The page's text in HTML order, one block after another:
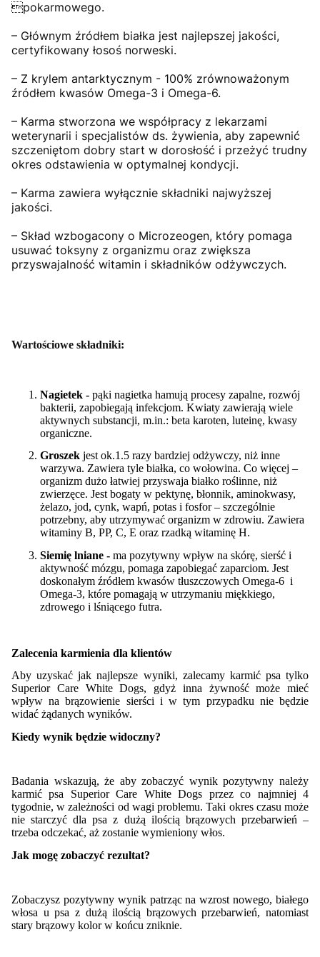
pokarmowego.
– Głównym źródłem białka jest najlepszej jakości,
certyfikowany łosoś norweski.
– Z krylem antarktycznym - 100% zrównoważonym
źródłem kwasów Omega-3 i Omega-6.
– Karma stworzona we współpracy z lekarzami
weterynarii i specjalistów ds. żywienia, aby zapewnić
szczeniętom dobry start w dorosłość i przeżyć trudny
okres odstawienia w optymalnej kondycji.
– Karma zawiera wyłącznie składniki najwyższej
jakości.
– Skład wzbogacony o Microzeogen, który pomaga
usuwać toksyny z organizmu oraz zwiększa
przyswajalność witamin i składników odżywczych.
Wartościowe składniki:
Nagietek - pąki nagietka hamują procesy zapalne, rozwój
bakterii, zapobiegają infekcjom. Kwiaty zawierają wiele
aktywnych substancji, m.in.: beta karoten, luteinę, kwasy
organiczne.
Groszek jest ok.1.5 razy bardziej odżywczy, niż inne
warzywa. Zawiera tyle białka, co wołowina. Co więcej –
organizm dużo łatwiej przyswaja białko roślinne, niż
zwierzęce. Jest bogaty w pektynę, błonnik, aminokwasy,
żelazo, jod, cynk, wapń, potas i fosfor – szczególnie
potrzebny, aby utrzymywać organizm w zdrowiu. Zawiera
witaminy B, PP, C, E oraz rzadką witaminę H.
Siemię lniane - ma pozytywny wpływ na skórę, sierść i
aktywność mózgu, pomaga zapobiegać zaparciom. Jest
doskonałym źródłem kwasów tłuszczowych Omega-6 i
Omega-3, które pomagają w utrzymaniu miękkiego,
zdrowego i lśniącego futra.
Zalecenia karmienia dla klientów
Aby uzyskać jak najlepsze wyniki, zalecamy karmić psa tylko
Superior Care White Dogs, gdyż inna żywność może mieć
wpływ na brązowienie sierści i w tym przypadku nie będzie
widać żądanych wyników.
Kiedy wynik będzie widoczny?
Badania wskazują, że aby zobaczyć wynik pozytywny należy
karmić psa Superior Care White Dogs przez co najmniej 4
tygodnie, w zależności od wagi problemu. Taki okres czasu może
nie starczyć dla psa z dużą ilością brązowych przebarwień –
trzeba odczekać, aż zostanie wymieniony włos.
Jak mogę zobaczyć rezultat?
Zobaczysz pozytywny wynik patrząc na wzrost nowego, białego
włosa u psa z dużą ilością brązowych przebarwień, natomiast
stary brązowy kolor w końcu zniknie.